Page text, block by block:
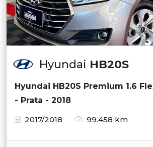
Hyundai HB20S
Hyundai HB20S Premium 1.6
- Prata - 2018
2017/2018
99.458 km